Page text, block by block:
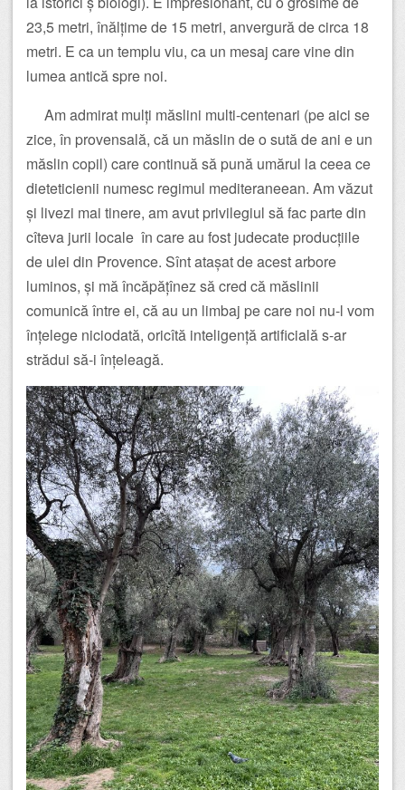
23,5 metri, înălțime de 15 metri, anvergură de circa 18
metri. E ca un templu viu, ca un mesaj care vine din
lumea antică spre noi.
Am admirat mulți măslini multi-centenari (pe aici se
zice, în provensală, că un măslin de o sută de ani e un
măslin copil) care continuă să pună umărul la ceea ce
dieteticienii numesc regimul mediteraneean. Am văzut
și livezi mai tinere, am avut privilegiul să fac parte din
cîteva jurii locale în care au fost judecate producțiile
de ulei din Provence. Sînt atașat de acest arbore
luminos, și mă încăpățînez să cred că măslinii
comunică între ei, că au un limbaj pe care noi nu-l vom
înțelege niciodată, oricîtă inteligență artificială s-ar
strădui să-i înțeleagă.